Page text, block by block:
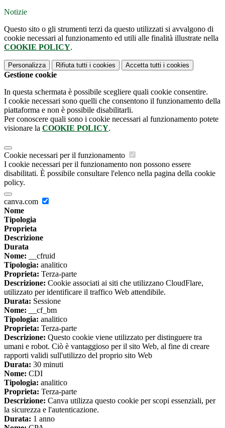
Notizie
Questo sito o gli strumenti terzi da questo utilizzati si avvalgono di
cookie necessari al funzionamento ed utili alle finalità illustrate nella
COOKIE POLICY.
Personalizza Rifiuta tutti i cookies Accetta tutti i cookies
Gestione cookie
In questa schermata è possibile scegliere quali cookie consentire.
I cookie necessari sono quelli che consentono il funzionamento della
piattaforma e non è possibile disabilitarli.
Per conoscere quali sono i cookie necessari al funzionamento potete
visionare la COOKIE POLICY.
Cookie necessari per il funzionamento
I cookie necessari per il funzionamento non possono essere
disabilitati. È possibile consultare l'elenco nella pagina della cookie
policy.
canva.com
Nome
Tipologia
Proprieta
Descrizione
Durata
Nome: __cfruid
Tipologia: analitico
Proprieta: Terza-parte
Descrizione: Cookie associati ai siti che utilizzano CloudFlare,
utilizzato per identificare il traffico Web attendibile.
Durata: Sessione
Nome: __cf_bm
Tipologia: analitico
Proprieta: Terza-parte
Descrizione: Questo cookie viene utilizzato per distinguere tra
umani e robot. Ciò è vantaggioso per il sito Web, al fine di creare
rapporti validi sull'utilizzo del proprio sito Web
Durata: 30 minuti
Nome: CDI
Tipologia: analitico
Proprieta: Terza-parte
Descrizione: Canva utilizza questo cookie per scopi essenziali, per
la sicurezza e l'autenticazione.
Durata: 1 anno